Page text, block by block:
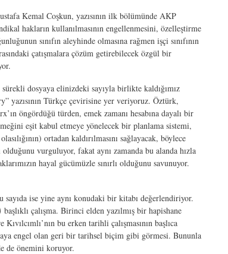
Kemal Coşkun, yazısının ilk bölümünde AKP
hakların kullanılmasının engellenmesini, özelleştirme
sınıfın aleyhinde olmasına rağmen işçi sınıfının
çatışmalara çözüm getirebilecek özgül bir
dosyaya elinizdeki sayıyla birlikte kaldığımız
yazısının Türkçe çevirisine yer veriyoruz. Öztürk,
öngördüğü türden, emek zamanı hesabına dayalı bir
eşit kabul etmeye yönelecek bir planlama sistemi,
ortadan kaldırılmasını sağlayacak, böylece
vurguluyor, fakat aynı zamanda bu alanda hızla
hayal gücümüzle sınırlı olduğunu savunuyor.
ise yine aynı konudaki bir kitabı değerlendiriyor.
başlıklı çalışma. Birinci elden yazılmış bir hapishane
bu erken tarihli çalışmasının başlıca
engel olan geri bir tarihsel biçim gibi görmesi. Bununla
de önemini koruyor.